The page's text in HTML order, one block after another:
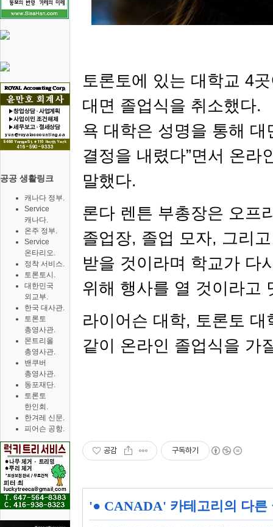
공공 생활링크
캐나다 정부.
Service
캐나다.
온주 정부.
Service
온타리오.
정착 서비스.
토론토시.
대한민국
외교부.
한국 대사관.
토론토
총영사관.
몬트리올
총영사관.
밴쿠버
총영사관.
동포재단.
토론토
한인회.
한겨레 신문.
피어슨 공항.
토론토에 있는 대학교 4
대면 졸업식을 취소했다.
욕 대학은 성명을 통해
결정을 내렸다”면서 온라
말했다.
론다 렌튼 부총장은 오프
졸업장, 졸업 모자, 그리
받을 것이라며 학교가 다
위해 행사를 열 것이라고
라이어슨 대학, 토론토 대
같이 온라인 졸업식을 가
공감 구독하기
'● CANADA' 카테고리의 다른